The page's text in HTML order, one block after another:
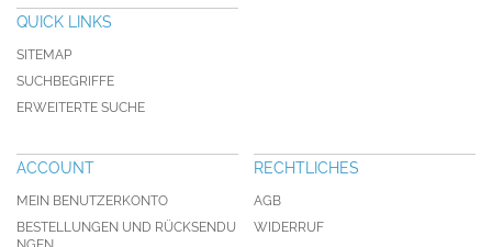
QUICK LINKS
SITEMAP
SUCHBEGRIFFE
ERWEITERTE SUCHE
ACCOUNT
MEIN BENUTZERKONTO
BESTELLUNGEN UND RÜCKSENDU
RECHTLICHES
AGB
WIDERRUF